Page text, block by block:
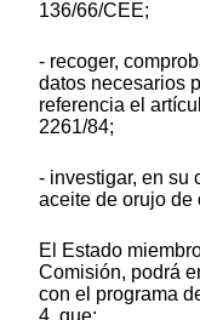
136/66/CEE;
- recoger,
datos necesarios
referencia el
2261/84;
- investigar, en su
aceite de orujo de
El Estado
Comisión, podrá
con el programa